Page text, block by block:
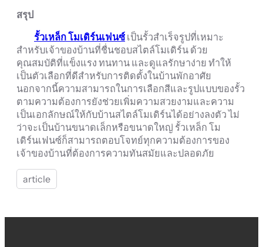
สรุป
รั้วเหล็ก โมเดิร์นเฟนซ์ เป็นรั้วสำเร็จรูปที่เหมาะ
สำหรับเจ้าของบ้านที่ชื่นชอบสไตล์โมเดิร์น ด้วย
คุณสมบัติที่แข็งแรง ทนทาน และดูแลรักษาง่าย ทำให้
เป็นตัวเลือกที่ดีสำหรับการติดตั้งในบ้านพักอาศัย
นอกจากนี้ความสามารถในการเลือกสีและรูปแบบของรั้ว
ตามความต้องการยังช่วยเพิ่มความสวยงามและความ
เป็นเอกลักษณ์ให้กับบ้านสไตล์โมเดิร์นได้อย่างลงตัว ไม่
ว่าจะเป็นบ้านขนาดเล็กหรือขนาดใหญ่ รั้วเหล็ก โม
เดิร์นเฟนซ์ก็สามารถตอบโจทย์ทุกความต้องการของ
เจ้าของบ้านที่ต้องการความทันสมัยและปลอดภัย
article